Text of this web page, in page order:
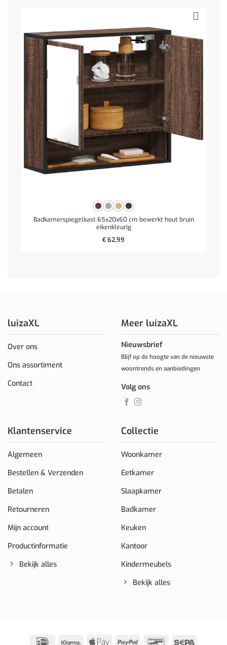
Badkamerspiegelkast 65x20x60 cm bewerkt hout bruin
eikenkleurig
€62,99
luizaXL
Over ons
Ons assortiment
Contact
Klantenservice
Algemeen
Bestellen & Verzenden
Betalen
Retourneren
Mijn account
Productinformatie
Bekijk alles
Collectie
Woonkamer
Eetkamer
Slaapkamer
Badkamer
Keuken
Kantoor
Kindermeubels
Bekijk alles
Meer luizaXL
Nieuwsbrief
Blijf op de hoogte van de nieuwste
woontrends en aanbiedingen
Volg ons
IDeal Klarna Apple PayPal BancontactSepa